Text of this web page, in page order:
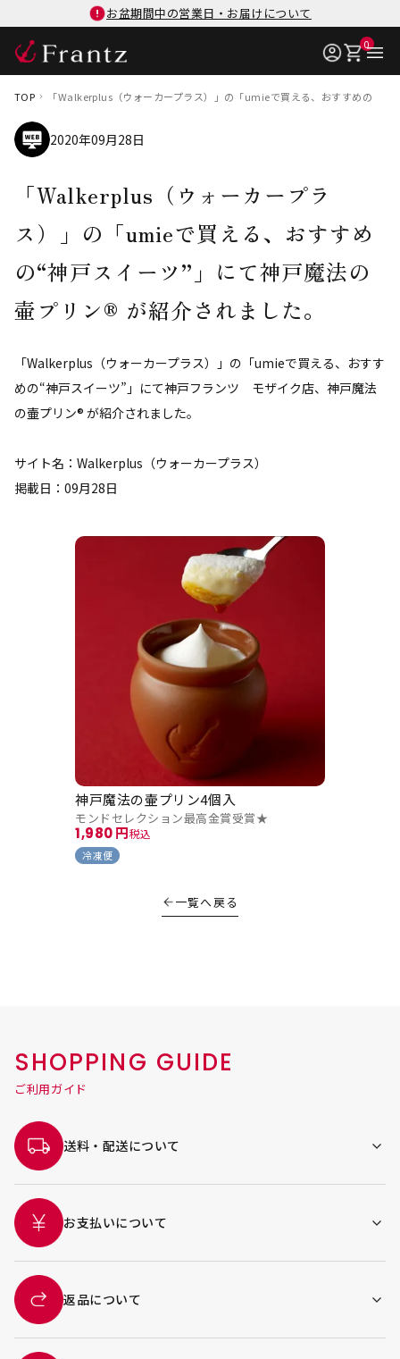
お盆期間中の営業日・お届けについて
0
TOP 「Walkerplus（ウォーカープラス）」の「umieで買える、おすすめの“神
2020年09月28日
「Walkerplus（ウォーカープラ
ス）」の「umieで買える、おすすめ
の“神戸スイーツ”」にて神戸魔法の
壷プリン® が紹介されました。
「Walkerplus（ウォーカープラス）」の「umieで買える、おすす
めの“神戸スイーツ”」にて神戸フランツ モザイク店、神戸魔法
の壷プリン® が紹介されました。
サイト名：Walkerplus（ウォーカープラス）
掲載日：09月28日
モンドセレクション最高金賞受賞★
神戸魔法の壷プリン4個入
冷凍便
1,980 税込
一覧へ戻る
SHOPPING GUIDE
ご利用ガイド
送料・配送について
お支払いについて
返品について